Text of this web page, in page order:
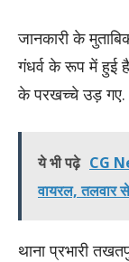
जानकारी के
गंधर्व के रूप में हुई
के परखच्चे उड़ गए.
ये भी पढ़े CG
वायरल, तलवार
थाना प्रभारी